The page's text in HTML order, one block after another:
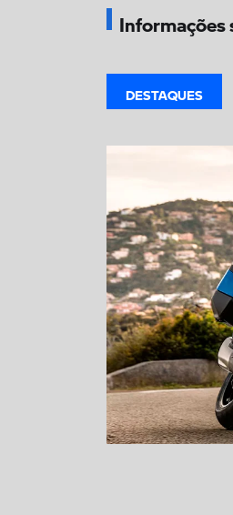
Informações
DESTAQUES